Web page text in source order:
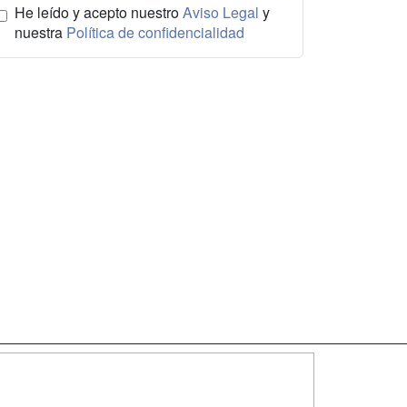
He leído y acepto nuestroAviso Legal y
nuestra Política de confidencialidad